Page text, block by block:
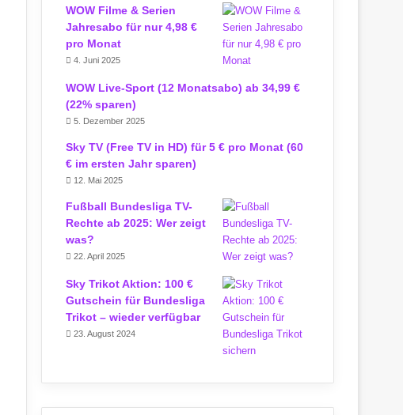
WOW Filme & Serien
Jahresabo für nur 4,98 €
pro Monat
4. Juni 2025
WOW Live-Sport (12 Monatsabo) ab 34,99 €
(22% sparen)
5. Dezember 2025
Sky TV (Free TV in HD) für 5 € pro Monat (60
€ im ersten Jahr sparen)
12. Mai 2025
Fußball Bundesliga TV-
Rechte ab 2025: Wer zeigt
was?
22. April 2025
Sky Trikot Aktion: 100 €
Gutschein für Bundesliga
Trikot – wieder verfügbar
23. August 2024